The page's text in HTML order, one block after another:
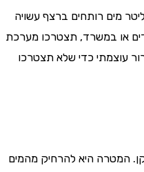
שמספקת 2-3 ליטר מים רותחים ברצף עשויה
במשרד, תצטרכו מערכת
כדי שלא תצטרכו
היא להרחיק מהמים